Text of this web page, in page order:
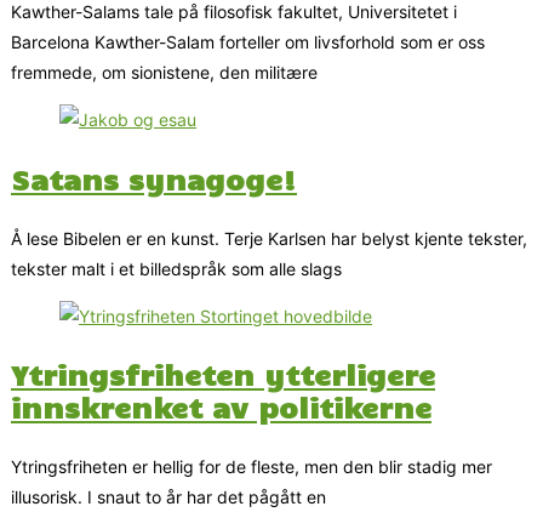
Kawther-Salams tale på filosofisk fakultet, Universitetet i
Barcelona Kawther-Salam forteller om livsforhold som er oss
fremmede, om sionistene, den militære
Satans synagoge!
Å lese Bibelen er en kunst. Terje Karlsen har belyst kjente tekster,
tekster malt i et billedspråk som alle slags
Ytringsfriheten ytterligere
innskrenket av politikerne
Ytringsfriheten er hellig for de fleste, men den blir stadig mer
illusorisk. I snaut to år har det pågått en